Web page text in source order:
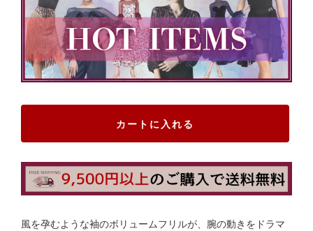
カートに入れる
風を孕むような袖のボリュームフリルが、腕の動きをドラマ